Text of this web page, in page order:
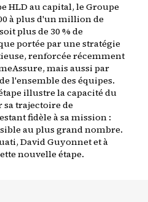
HLD au capital, le Groupe
à plus d'un million de
plus de 30 % de
portée par une stratégie
renforcée récemment
mais aussi par
l'ensemble des équipes.
illustre la capacité du
sa trajectoire de
fidèle à sa mission :
au plus grand nombre.
David Guyonnet et à
nouvelle étape.